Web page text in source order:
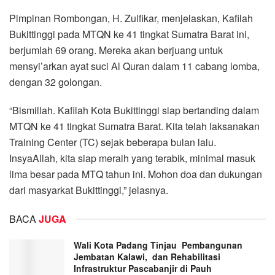
Pimpinan Rombongan, H. Zulfikar, menjelaskan, Kafilah
Bukittinggi pada MTQN ke 41 tingkat Sumatra Barat ini,
berjumlah 69 orang. Mereka akan berjuang untuk
mensyi’arkan ayat suci Al Quran dalam 11 cabang lomba,
dengan 32 golongan.
“Bismillah. Kafilah Kota Bukittinggi siap bertanding dalam
MTQN ke 41 tingkat Sumatra Barat. Kita telah laksanakan
Training Center (TC) sejak beberapa bulan lalu.
InsyaAllah, kita siap meraih yang terabik, minimal masuk
lima besar pada MTQ tahun ini. Mohon doa dan dukungan
dari masyarkat Bukittinggi,” jelasnya.
BACA JUGA
Wali Kota Padang Tinjau Pembangunan
Jembatan Kalawi, dan Rehabilitasi
Infrastruktur Pascabanjir di Pauh